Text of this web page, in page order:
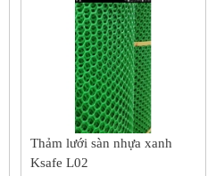
Thảm lưới sàn nhựa xanh
Ksafe L02